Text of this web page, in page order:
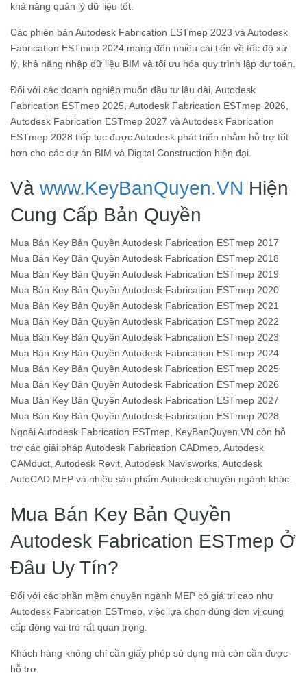
khả năng quản lý dữ liệu tốt.
Các phiên bản Autodesk Fabrication ESTmep 2023 và Autodesk
Fabrication ESTmep 2024 mang đến nhiều cải tiến về tốc độ xử
lý, khả năng nhập dữ liệu BIM và tối ưu hóa quy trình lập dự toán.
Đối với các doanh nghiệp muốn đầu tư lâu dài, Autodesk
Fabrication ESTmep 2025, Autodesk Fabrication ESTmep 2026,
Autodesk Fabrication ESTmep 2027 và Autodesk Fabrication
ESTmep 2028 tiếp tục được Autodesk phát triển nhằm hỗ trợ tốt
hơn cho các dự án BIM và Digital Construction hiện đại.
Và www.KeyBanQuyen.VN Hiện
Cung Cấp Bản Quyền
Mua Bán Key Bản Quyền Autodesk Fabrication ESTmep 2017
Mua Bán Key Bản Quyền Autodesk Fabrication ESTmep 2018
Mua Bán Key Bản Quyền Autodesk Fabrication ESTmep 2019
Mua Bán Key Bản Quyền Autodesk Fabrication ESTmep 2020
Mua Bán Key Bản Quyền Autodesk Fabrication ESTmep 2021
Mua Bán Key Bản Quyền Autodesk Fabrication ESTmep 2022
Mua Bán Key Bản Quyền Autodesk Fabrication ESTmep 2023
Mua Bán Key Bản Quyền Autodesk Fabrication ESTmep 2024
Mua Bán Key Bản Quyền Autodesk Fabrication ESTmep 2025
Mua Bán Key Bản Quyền Autodesk Fabrication ESTmep 2026
Mua Bán Key Bản Quyền Autodesk Fabrication ESTmep 2027
Mua Bán Key Bản Quyền Autodesk Fabrication ESTmep 2028
Ngoài Autodesk Fabrication ESTmep, KeyBanQuyen.VN còn hỗ
trợ các giải pháp Autodesk Fabrication CADmep, Autodesk
CAMduct, Autodesk Revit, Autodesk Navisworks, Autodesk
AutoCAD MEP và nhiều sản phẩm Autodesk chuyên ngành khác.
Mua Bán Key Bản Quyền
Autodesk Fabrication ESTmep Ở
Đâu Uy Tín?
Đối với các phần mềm chuyên ngành MEP có giá trị cao như
Autodesk Fabrication ESTmep, việc lựa chọn đúng đơn vị cung
cấp đóng vai trò rất quan trọng.
Khách hàng không chỉ cần giấy phép sử dụng mà còn cần được
hỗ trợ: